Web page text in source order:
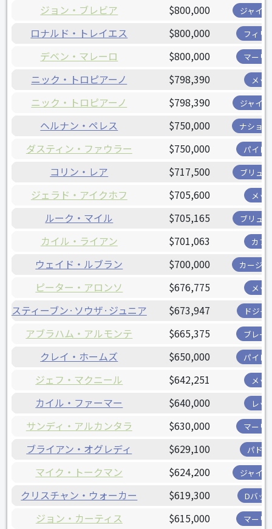
ジョン・ブレビア $800,000 ジャイ
ロナルド・トレイエス $800,000 フィリ
デベン・マレーロ $800,000 マーリ
ニック・トロピアーノ $798,390 メッ
ニック・トロピアーノ $798,390 ジャイ
ヘルナン・ペレス $750,000 ナショ
ダスティン・ファウラー $750,000 パイレ
コリン・レア $717,500 ブリュ
ジェラド・アイクホフ $705,600 メッ
ルーク・マイル $705,165 ブリュ
カイル・ライアン $701,063 カブ
ウェイド・ルブラン $700,000 カージ
ピーター・アロンソ $676,775 メッ
スティーブン·ソウザ·ジュニア $673,947 ドジャ
アブラハム・アルモンテ $665,375 ブレー
クレイ・ホームズ $650,000 パイレ
ジェフ・マクニール $642,251 メッ
カイル・ファーマー $640,000 レッ
サンディ・アルカンタラ $630,000 マーリ
ブライアン・オグレディ $629,100 パド
マイク・トークマン $624,200 ジャイ
クリスチャン・ウォーカー $619,300 Dバッ
ジョン・カーティス $615,000 マーリ